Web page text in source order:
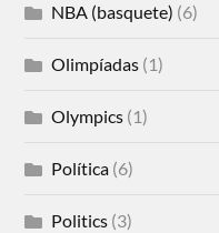
NBA (basquete) (6)
Olimpíadas (1)
Olympics (1)
Política (6)
Politics (3)